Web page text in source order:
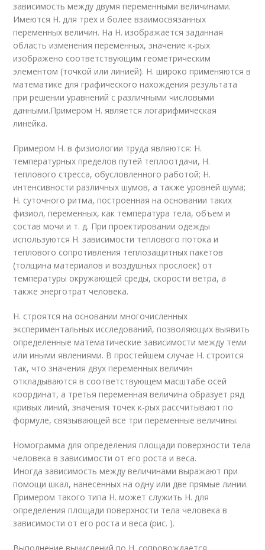
зависимость между двумя переменными величинами.
Имеются Н. для трех и более взаимосвязанных
переменных величин. На Н. изображается заданная
область изменения переменных, значение к-рых
изображено соответствующим геометрическим
элементом (точкой или линией). Н. широко применяются в
математике для графического нахождения результата
при решении уравнений с различными числовыми
данными.Примером Н. является логарифмическая
линейка.
Примером Н. в физиологии труда являются: Н.
температурных пределов путей теплоотдачи, Н.
теплового стресса, обусловленного работой; Н.
интенсивности различных шумов, а также уровней шума;
Н. суточного ритма, построенная на основании таких
физиол, переменных, как температура тела, объем и
состав мочи и т. д. При проектировании одежды
используются Н. зависимости теплового потока и
теплового сопротивления теплозащитных пакетов
(толщина материалов и воздушных прослоек) от
температуры окружающей среды, скорости ветра, а
также энерготрат человека.
Н. строятся на основании многочисленных
экспериментальных исследований, позволяющих выявить
определенные математические зависимости между теми
или иными явлениями. В простейшем случае Н. строится
так, что значения двух переменных величин
откладываются в соответствующем масштабе осей
координат, а третья переменная величина образует ряд
кривых линий, значения точек к-рых рассчитывают по
формуле, связывающей все три переменные величины.
Номограмма для определения площади поверхности тела
человека в зависимости от его роста и веса.
Иногда зависимость между величинами выражают при
помощи шкал, нанесенных на одну или две прямые линии.
Примером такого типа Н. может служить Н. для
определения площади поверхности тела человека в
зависимости от его роста и веса (рис. ).